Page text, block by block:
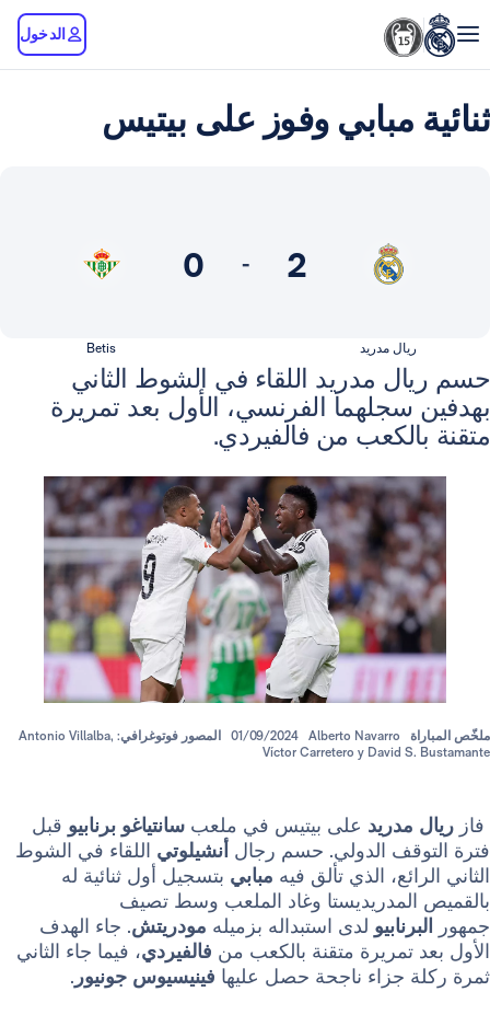
مبابي وفوز على بيتيس
2
مدريد اللقاء في الشوط الثاني
الفرنسي، الأول بعد تمريرة
من فالفيردي.
01/09/2024 Alberto Navarro
المصور فوتوغرافي: Antonio Villalba,
Víctor Carretero y David
على بيتيس في ملعبسانتياغو برنابيوقبل
الدولي. حسم رجالأنشيلوتي اللقاء في الشوط
الذي تألق فيهمبابي بتسجيل أول ثنائية له
وغاد الملعب وسط تصيف
لدى استبداله بزميلهمودريتش . جاء الهدف
تمريرة متقنة بالكعب منفالفيردي، فيما جاء الثاني
جزاء ناجحة حصل عليهافينيسيوس جونيور.